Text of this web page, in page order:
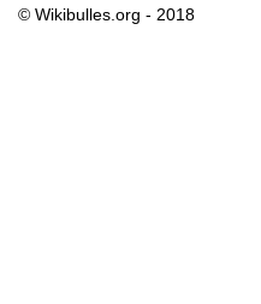
© Wikibulles.org - 2018